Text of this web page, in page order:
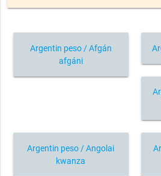
Argentin peso / Afgán
afgáni
Argentin peso / Angolai
kwanza